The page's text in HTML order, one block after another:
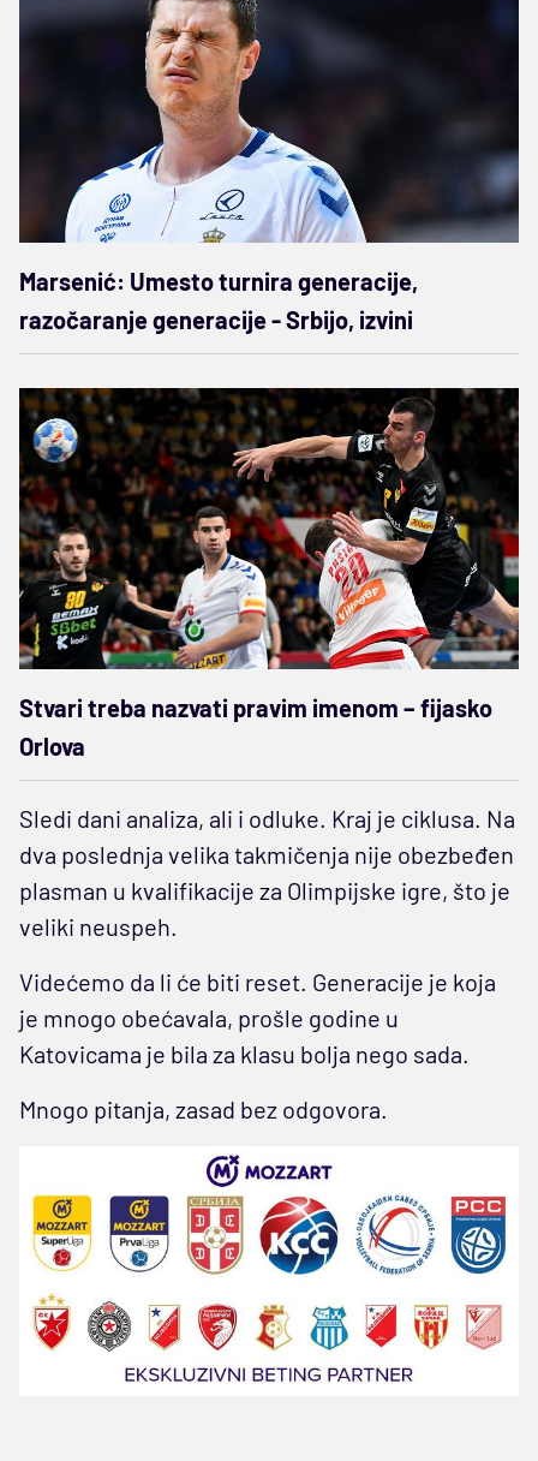
Marsenić: Umesto turnira generacije,
razočaranje generacije - Srbijo, izvini
Stvari treba nazvati pravim imenom – fijasko
Orlova
Sledi dani analiza, ali i odluke. Kraj je ciklusa. Na
dva poslednja velika takmičenja nije obezbeđen
plasman u kvalifikacije za Olimpijske igre, što je
veliki neuspeh.
Videćemo da li će biti reset. Generacije je koja
je mnogo obećavala, prošle godine u
Katovicama je bila za klasu bolja nego sada.
Mnogo pitanja, zasad bez odgovora.